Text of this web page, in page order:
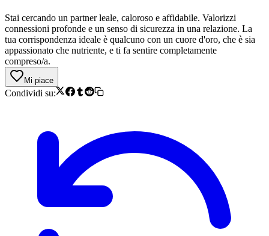
Stai cercando un partner leale, caloroso e affidabile. Valorizzi
connessioni profonde e un senso di sicurezza in una relazione. La
tua corrispondenza ideale è qualcuno con un cuore d'oro, che è sia
appassionato che nutriente, e ti fa sentire completamente
compreso/a.
Mi piace
Condividi su: